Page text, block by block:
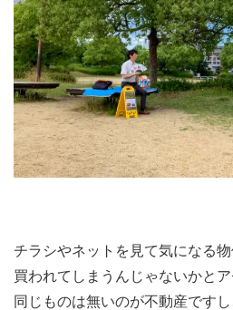
チラシやネットを見て気になる
買われてしまうんじゃないかと
同じものは無いのが不動産です